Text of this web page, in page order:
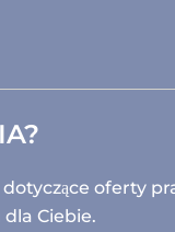
oferty
Ciebie.